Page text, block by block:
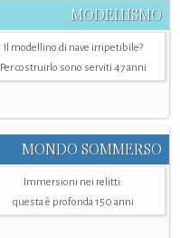
MODELLISMO
Il modellino di nave irripetibile?
Per costruirlo sono serviti 47 anni
MONDO SOMMERSO
Immersioni nei relitti:
questa è profonda 150 anni